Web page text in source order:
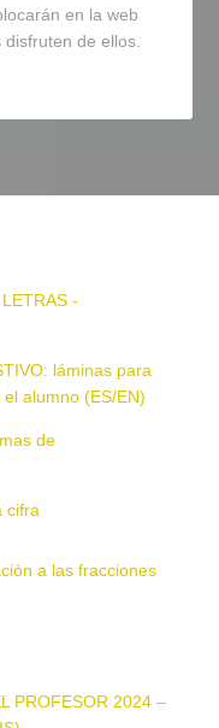
en la web
de ellos.
-
láminas para
alumno (ES/EN)
de
cifra
a las fracciones
PROFESOR 2024 –